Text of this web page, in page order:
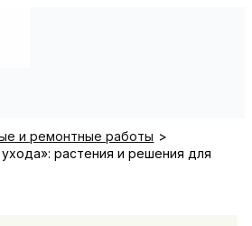
и ремонтные работы
растения и решения для